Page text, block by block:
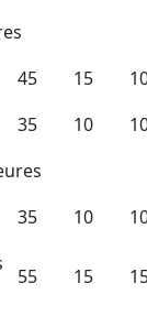
45 15
35 10
35 10
55 15